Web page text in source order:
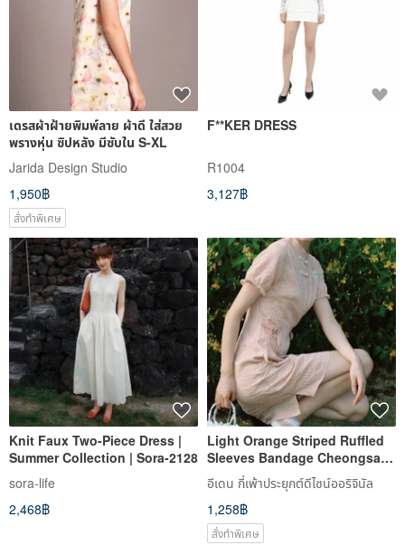
เดรสผ้าฝ้ายพิมพ์ลาย ผ้าดี ใส่สวย
พรางหุ่น ซิปหลัง มีซับใน S-XL
Jarida Design Studio
1,950฿
สั่งทำพิเศษ
F**KER DRESS
R1004
3,127฿
Knit Faux Two-Piece Dress |
Summer Collection | Sora-2128
sora-life
2,468฿
Light Orange Striped Ruffled
Sleeves Bandage Cheongsam
Retro Dress New Chinese Mid-
Autumn Spring Festival
Improved One-piece Dress
อีเดน กี่เพ้าประยุกต์ดีไซน์ออริจินัล
1,258฿
สั่งทำพิเศษ